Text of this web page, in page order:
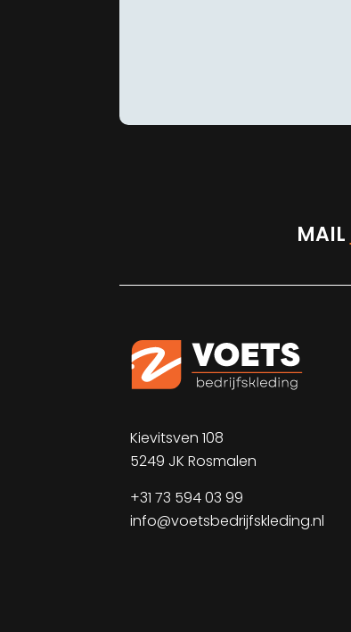
MAIL
Kievitsven 108
5249 JK Rosmalen
+31 73 594 03 99
info@voetsbedrijfskleding.nl